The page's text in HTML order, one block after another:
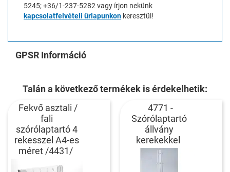
5245; +36/1-237-5282 vagy írjon nekünk
kapcsolatfelvételi űrlapunkon keresztül!
GPSR Információ
Talán a következő termékek is érdekelhetik:
Fekvő asztali /
fali
szórólaptartó 4
rekesszel A4-es
méret /4431/
4771 -
Szórólaptartó
állvány
kerekekkel